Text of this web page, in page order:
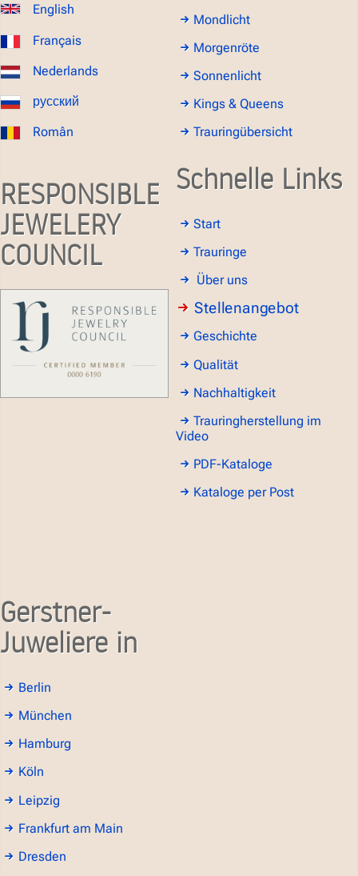
English
Français
Nederlands
русский
Român
RESPONSIBLE
JEWELERY
COUNCIL
Mondlicht
Morgenröte
Sonnenlicht
Kings & Queens
Trauringübersicht
Schnelle Links
Start
Trauringe
Über uns
Stellenangebot
Geschichte
Qualität
Nachhaltigkeit
Trauringherstellung im
Video
PDF-Kataloge
Kataloge per Post
Gerstner-
Juweliere in
Berlin
München
Hamburg
Köln
Leipzig
Frankfurt am Main
Dresden